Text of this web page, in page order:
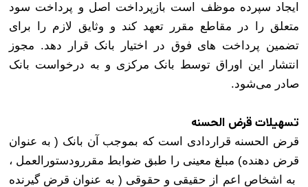
ایجاد سپرده موظف است بازپرداخت اصل و پرداخت سود
متعلق را در مقاطع مقرر تعهد کند و وثایق لازم را برای
تضمین پرداخت های فوق در اختیار بانک قرار دهد. مجوز
انتشار این اوراق توسط بانک مرکزی و به درخواست بانک
صادر می‌شود.
تسهیلات قرض الحسنه
قرض الحسنه قراردادی است که بموجب آن بانک ( به عنوان
قرض دهنده) مبلغ معینی را طبق ضوابط مقررودستورالعمل ،
به اشخاص اعم از حقیقی و حقوقی ( به عنوان قرض گیرنده